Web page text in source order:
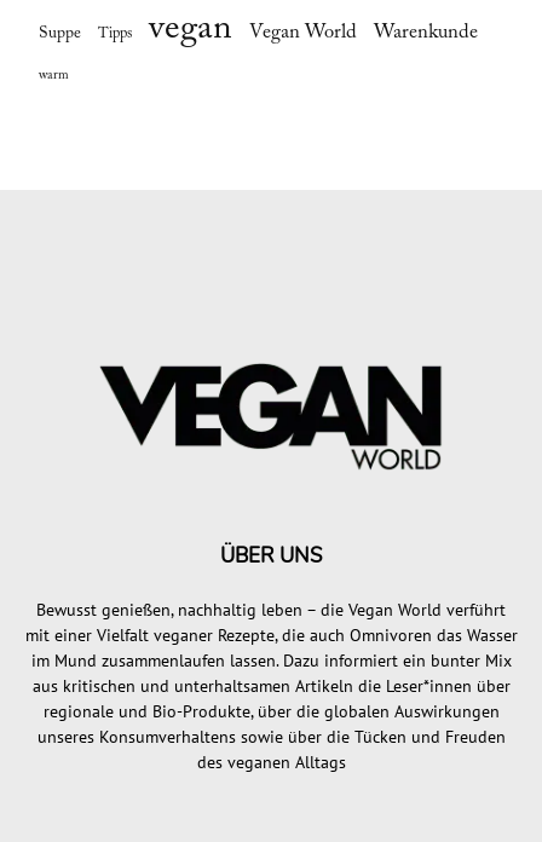
Suppe Tipps vegan Vegan World Warenkunde
warm
ÜBER UNS
Bewusst genießen, nachhaltig leben – die Vegan World verführt
mit einer Vielfalt veganer Rezepte, die auch Omnivoren das Wasser
im Mund zusammenlaufen lassen. Dazu informiert ein bunter Mix
aus kritischen und unterhaltsamen Artikeln die Leser*innen über
regionale und Bio-Produkte, über die globalen Auswirkungen
unseres Konsumverhaltens sowie über die Tücken und Freuden
des veganen Alltags